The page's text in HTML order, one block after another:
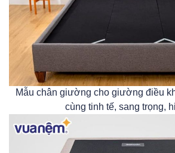
Mẫu chân giường cho giường điều
cùng tinh tế, sang trọng,